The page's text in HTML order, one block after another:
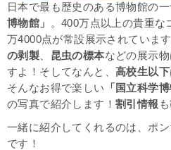
日本で最も歴史のある博物館の
博物館」
。400万点以上の貴重な
万4000点が常設展示されています
の剥製
昆虫の標本などの展示
すよ！そしてなんと、 高校生以
そんなお得で楽しい
「国立科学
の写真で紹介します！ 割引情報
一緒に紹介してくれるのは、ポ
です！